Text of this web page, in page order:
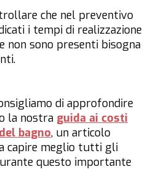
che nel preventivo
i tempi di realizzazione
sono presenti bisogna
di approfondire
la nostra guida ai costi
bagno, un articolo
capire meglio tutti gli
questo importante